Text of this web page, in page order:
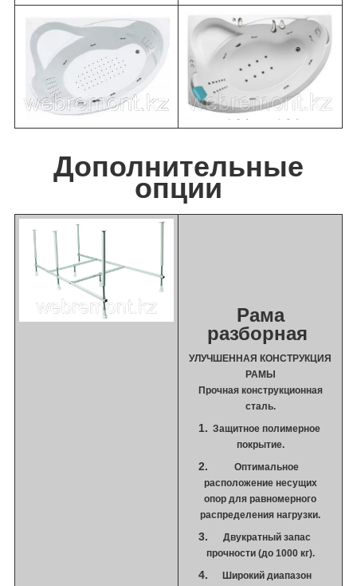
Дополнительные
опции
Рама
разборная
УЛУЧШЕННАЯ КОНСТРУКЦИЯ
РАМЫ
Прочная конструкционная
сталь.
Защитное полимерное
покрытие.
Оптимальное
расположение несущих
опор для равномерного
распределения нагрузки.
Двукратный запас
прочности (до 1000 кг).
Широкий диапазон